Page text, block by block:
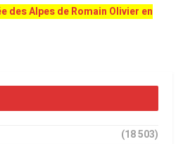
des Alpes de Romain Olivier en
(18 503)